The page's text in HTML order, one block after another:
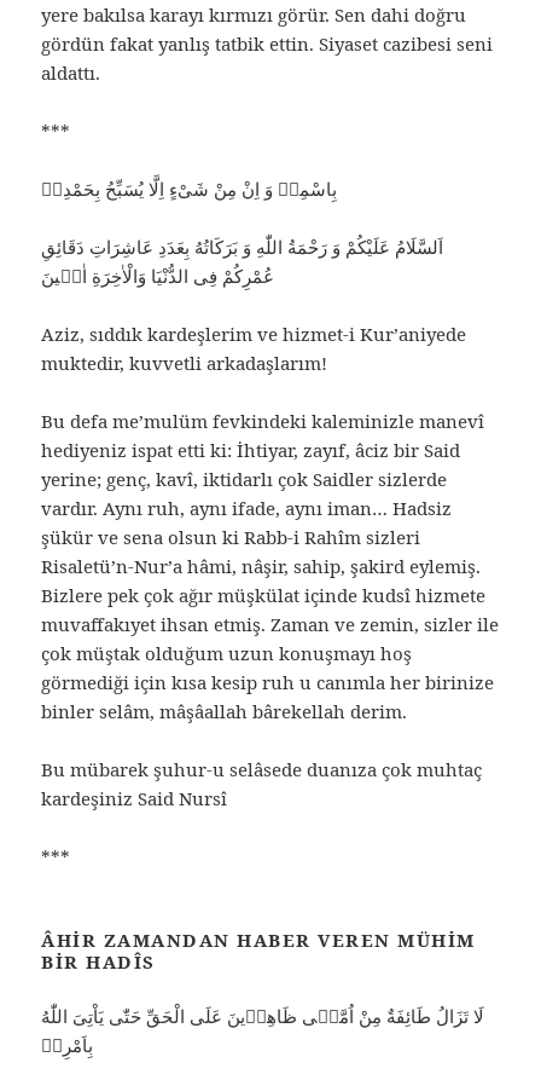
yere bakılsa karayı kırmızı görür. Sen dahi doğru
gördün fakat yanlış tatbik ettin. Siyaset cazibesi seni
aldattı.
***
بِاسْمِهٖ وَ اِنْ مِنْ شَىْءٍ اِلَّا يُسَبِّحُ بِحَمْدِهٖ
اَلسَّلَامُ عَلَيْكُمْ وَ رَحْمَةُ اللّٰهِ وَ بَرَكَاتُهُ بِعَدَدِ عَاشِرَاتِ دَقَائِقِ
عُمْرِكُمْ فِى الدُّنْيَا وَالْاٰخِرَةِ اٰمٖينَ
Aziz, sıddık kardeşlerim ve hizmet-i Kur’aniyede
muktedir, kuvvetli arkadaşlarım!
Bu defa me’mulüm fevkindeki kaleminizle manevî
hediyeniz ispat etti ki: İhtiyar, zayıf, âciz bir Said
yerine; genç, kavî, iktidarlı çok Saidler sizlerde
vardır. Aynı ruh, aynı ifade, aynı iman… Hadsiz
şükür ve sena olsun ki Rabb-i Rahîm sizleri
Risaletü’n-Nur’a hâmi, nâşir, sahip, şakird eylemiş.
Bizlere pek çok ağır müşkülat içinde kudsî hizmete
muvaffakıyet ihsan etmiş. Zaman ve zemin, sizler ile
çok müştak olduğum uzun konuşmayı hoş
görmediği için kısa kesip ruh u canımla her birinize
binler selâm, mâşâallah bârekellah derim.
Bu mübarek şuhur-u selâsede duanıza çok muhtaç
kardeşiniz Said Nursî
***
ÂHIR ZAMANDAN HABER VEREN MÜHIM
BIR HADÎS
لَا تَزَالُ طَائِفَةٌ مِنْ اُمَّتٖى ظَاهِرٖينَ عَلَى الْحَقِّ حَتّٰى يَاْتِىَ اللّٰهُ
بِاَمْرِهٖ